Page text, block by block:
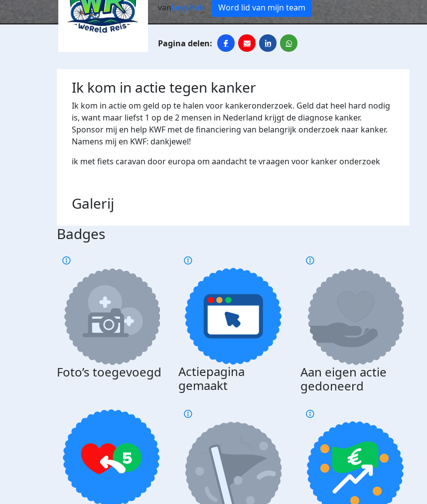
vanLevy Kok Word lid van mijn team
Ik kom in actie tegen kanker
Ik kom in actie om geld op te halen voor kankeronderzoek. Geld dat heel hard nodig
is, want maar liefst 1 op de 2 mensen in Nederland krijgt de diagnose kanker.
Sponsor mij en help KWF met de financiering van belangrijk onderzoek naar kanker.
Namens mij en KWF: dankjewel!
ik met fiets caravan door europa om aandacht te vraagen voor kanker onderzoek
Galerij
Badges
Foto’s toegevoegd
Actiepagina
gemaakt
Aan eigen actie
gedoneerd